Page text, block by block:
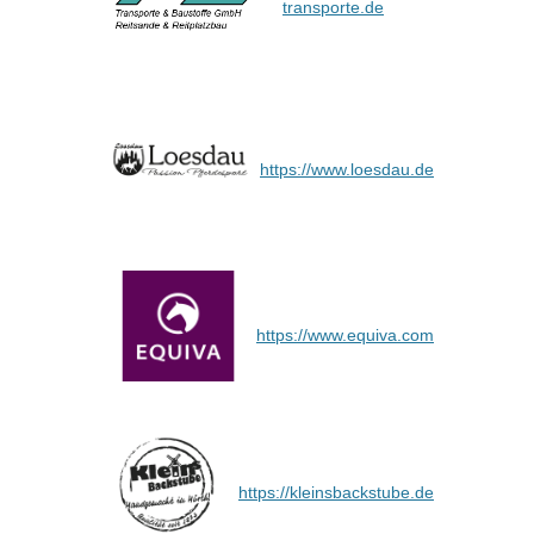
transporte.de
https://www.loesdau.de
https://www.equiva.com
https://kleinsbackstube.de